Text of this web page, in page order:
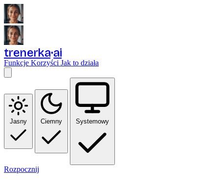
trenerka ai
Funkcje Korzyści Jak to działa
Jasny Ciemny Systemowy
Rozpocznij